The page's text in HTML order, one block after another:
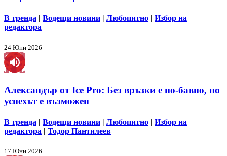
В тренда | Водещи новини | Любопитно | Избор на
редактора
24 Юни 2026
Александър от Ice Pro: Без връзки е по-бавно, но
успехът е възможен
В тренда | Водещи новини | Любопитно | Избор на
редактора | Тодор Пантилеев
17 Юни 2026